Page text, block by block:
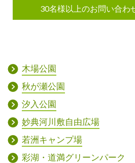
30名様以上のお問い合わ
木場公園
秋が瀬公園
汐入公園
妙典河川敷自由広場
若洲キャンプ場
彩湖・道満グリーンパーク